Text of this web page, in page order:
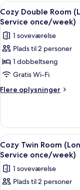
Two
Twin-
Rooms
(Long
Special
with
Service
Indlæs
alle
billeder
af
Cozy
Double
Room
(Long
with
Housekeeping
Service
once/week)
4
Cozy Double Room
Service once/week)
1 soveværelse
Plads til 2 personer
1 dobbeltseng
Gratis Wi-Fi
Flere oplysninger
Flere
Double
Room
(Long
Stay
with
Housekeeping
Indlæs
alle
billeder
af
Cozy
3
Cozy Twin Room
Service once/week)
1 soveværelse
Plads til 2 personer